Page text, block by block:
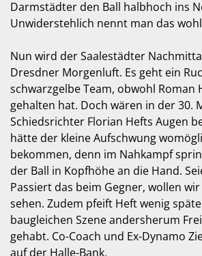
Darmstädter den Ball halbhoch ins
Unwiderstehlich nennt man das
Nun wird der Saalestädter
Dresdner Morgenluft. Es geht ein
schwarzgelbe Team, obwohl Roman
gehalten hat. Doch wären in der 30.
Schiedsrichter Florian Hefts Augen
hätte der kleine Aufschwung
bekommen, denn im Nahkampf
der Ball in Kopfhöhe an die Hand.
Passiert das beim Gegner, wollen
sehen. Zudem pfeift Heft wenig
baugleichen Szene andersherum
gehabt. Co-Coach und Ex-Dynamo
auf der Halle-Bank.